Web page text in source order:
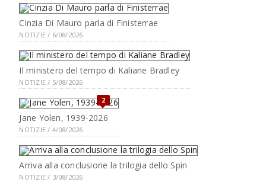
Cinzia Di Mauro parla di Finisterrae
NOTIZIE / 6/08/2026
Il ministero del tempo di Kaliane Bradley
NOTIZIE / 5/08/2026
2
Jane Yolen, 1939-2026
NOTIZIE / 4/08/2026
Arriva alla conclusione la trilogia dello Spin
NOTIZIE / 3/08/2026